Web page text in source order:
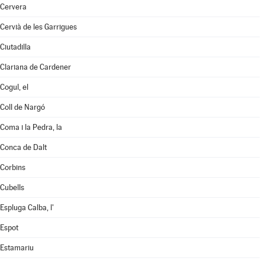
Cervera
Cervià de les Garrigues
Ciutadilla
Clariana de Cardener
Cogul, el
Coll de Nargó
Coma i la Pedra, la
Conca de Dalt
Corbins
Cubells
Espluga Calba, l'
Espot
Estamariu